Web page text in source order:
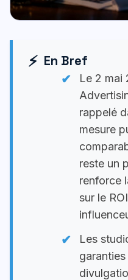
En Bref
Le 2 mai
rappelé
mesure
reste un
renforce
sur le
Les